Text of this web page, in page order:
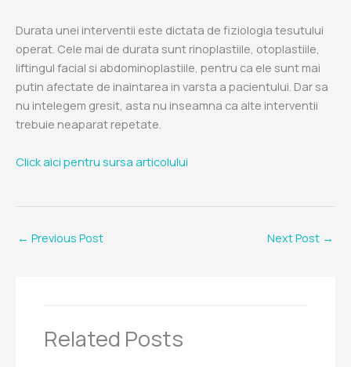
Durata unei interventii este dictata de fiziologia tesutului
operat. Cele mai de durata sunt rinoplastiile, otoplastiile,
liftingul facial si abdominoplastiile, pentru ca ele sunt mai
putin afectate de inaintarea in varsta a pacientului. Dar sa
nu intelegem gresit, asta nu inseamna ca alte interventii
trebuie neaparat repetate.
Click aici pentru sursa articolului
← Previous Post Next Post →
Related Posts